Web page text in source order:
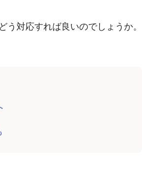
対応すれば良いのでしょうか。